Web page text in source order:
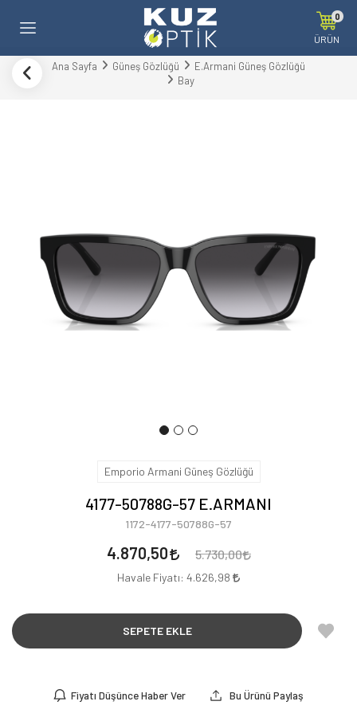
0
ÜRÜN
Ana Sayfa Güneş Gözlüğü
E.Armani Güneş Gözlüğü
Bay
Emporio Armani Güneş Gözlüğü
4177-50788G-57 E.ARMANI
1172-4177-50788G-57
4.870,50 5.730,00
Havale Fiyatı: 4.626,98
SEPETE EKLE
Fiyatı Düşünce Haber Ver Bu Ürünü Paylaş